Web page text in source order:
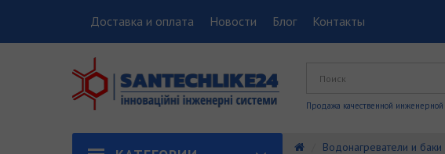
Доставка и оплата Новости Блог Контакты
Продажа качественной инженерной
Водонагреватели и баки